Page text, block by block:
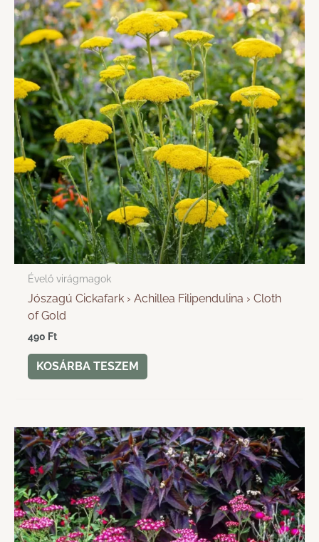
Évelő virágmagok
Jószagú Cickafark › Achillea Filipendulina › Cloth
of Gold
490 Ft
KOSÁRBA TESZEM